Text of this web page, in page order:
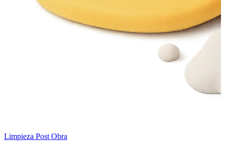
Limpieza Post Obra